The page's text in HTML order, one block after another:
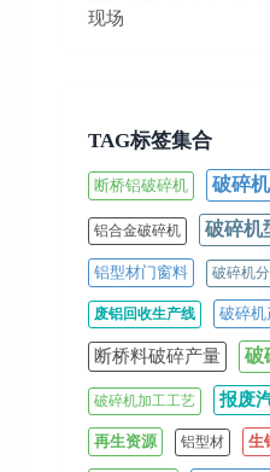
现场
TAG标签集合
断桥铝破碎机 破碎
铝合金破碎机 破碎机
铝型材门窗料 破碎机
废铝回收生产线 破碎机
断桥料破碎产量 破
破碎机加工工艺 报废
再生资源 铝型材 生